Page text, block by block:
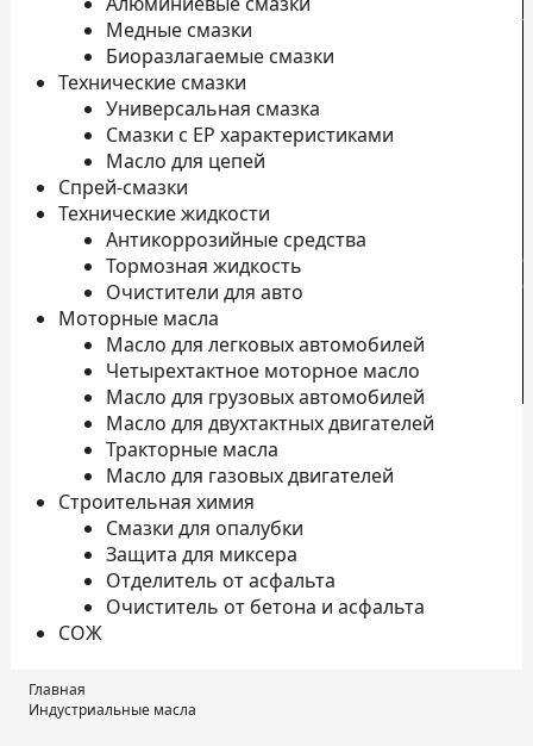
Медные смазки
Биоразлагаемые смазки
Технические смазки
Универсальная смазка
Смазки с EP характеристиками
Масло для цепей
Спрей-смазки
Технические жидкости
Антикоррозийные средства
Тормозная жидкость
Очистители для авто
Моторные масла
Масло для легковых автомобилей
Четырехтактное моторное масло
Масло для грузовых автомобилей
Масло для двухтактных двигателей
Тракторные масла
Масло для газовых двигателей
Строительная химия
Смазки для опалубки
Защита для миксера
Отделитель от асфальта
Очиститель от бетона и асфальта
СОЖ
Главная
Индустриальные масла